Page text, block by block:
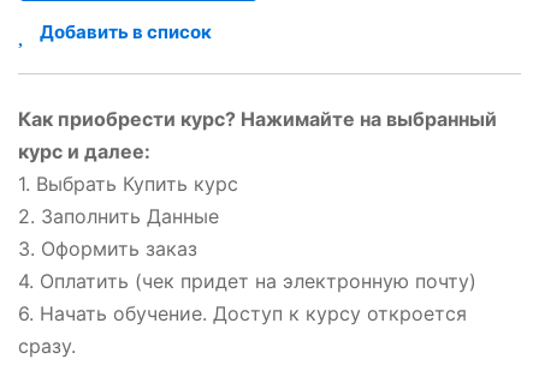
Добавить в список
Как приобрести курс? Нажимайте на выбранный
курс и далее:
1. Выбрать Купить курс
2. Заполнить Данные
3. Оформить заказ
4. Оплатить (чек придет на электронную почту)
6. Начать обучение. Доступ к курсу откроется
сразу.